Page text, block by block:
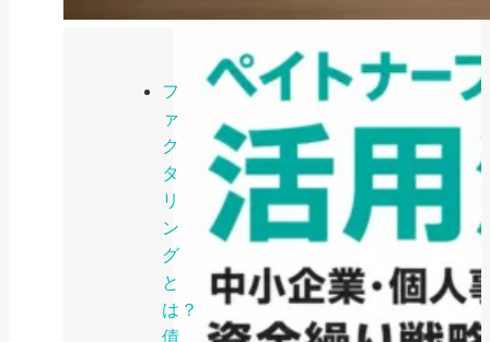
フ
ァ
ク
タ
リ
ン
グ
と
は？
債